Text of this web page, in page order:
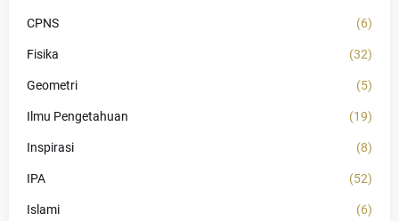
CPNS (6)
Fisika (32)
Geometri (5)
Ilmu Pengetahuan (19)
Inspirasi (8)
IPA (52)
Islami (6)